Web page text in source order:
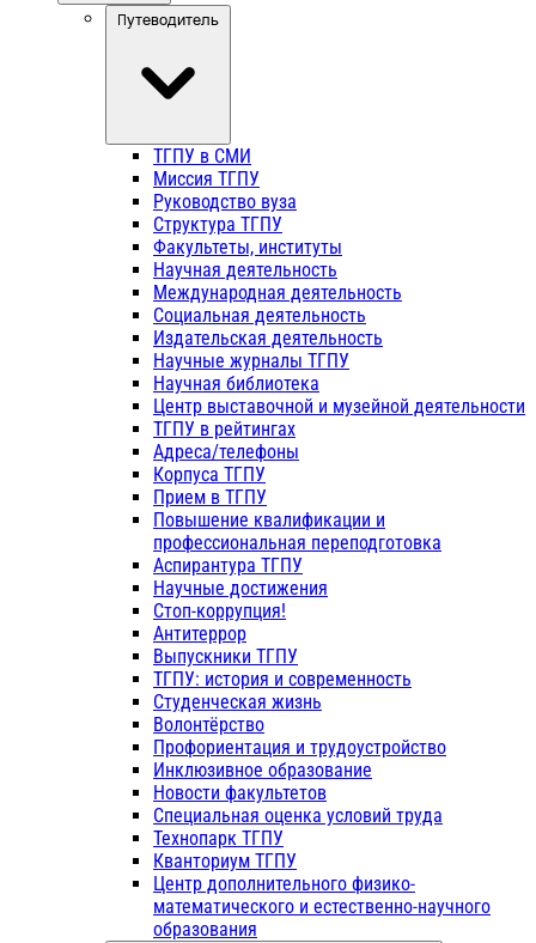
Путеводитель
ТГПУ в СМИ
Миссия ТГПУ
Руководство вуза
Структура ТГПУ
Факультеты, институты
Научная деятельность
Международная деятельность
Социальная деятельность
Издательская деятельность
Научные журналы ТГПУ
Научная библиотека
Центр выставочной и музейной деятельности
ТГПУ в рейтингах
Адреса/телефоны
Корпуса ТГПУ
Прием в ТГПУ
Повышение квалификации и
профессиональная переподготовка
Аспирантура ТГПУ
Научные достижения
Стоп-коррупция!
Антитеррор
Выпускники ТГПУ
ТГПУ: история и современность
Студенческая жизнь
Волонтёрство
Профориентация и трудоустройство
Инклюзивное образование
Новости факультетов
Специальная оценка условий труда
Технопарк ТГПУ
Кванториум ТГПУ
Центр дополнительного физико-
математического и естественно-научного
образования